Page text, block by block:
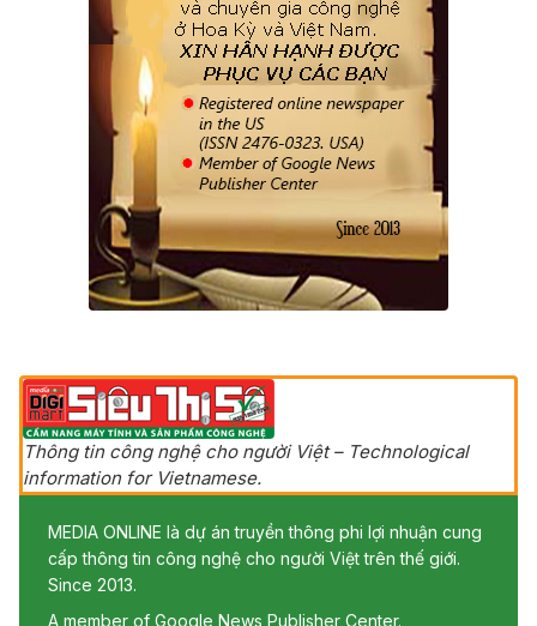
Thông tin công nghệ cho người Việt – Technological
information for Vietnamese.
MEDIA ONLINE là dự án truyền thông phi lợi nhuận cung
cấp thông tin công nghệ cho người Việt trên thế giới.
Since 2013.
A member of Google News Publisher Center.